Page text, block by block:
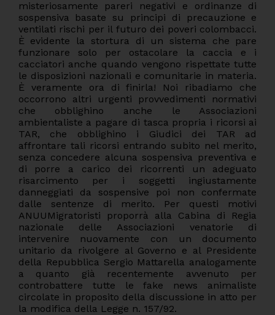
misteriosamente pareri negativi e ordinanze di
sospensiva basate su principi di precauzione e
ventilati rischi per il futuro dei poveri colombacci.
È evidente la stortura di un sistema che pare
funzionare solo per ostacolare la caccia e i
cacciatori anche quando vengono rispettate tutte
le disposizioni nazionali e comunitarie in materia.
È veramente ora di finirla! Noi ribadiamo che
occorrono altri urgenti provvedimenti normativi
che obblighino anche le Associazioni
ambientaliste a pagare di tasca propria i ricorsi ai
TAR, che obblighino i Giudici dei TAR ad
affrontare tali ricorsi entrando subito nel merito,
senza concedere alcuna sospensiva preventiva e
di porre a carico dei ricorrenti un adeguato
risarcimento per i soggetti ingiustamente
danneggiati da sospensive poi non confermate
dalle sentenze di merito. Per questi motivi
ANUUMigratoristi proporrà alla Cabina di Regia
nazionale delle Associazioni venatorie di
intervenire nuovamente con un documento
unitario da rivolgere al Governo e al Presidente
della Repubblica Sergio Mattarella analogamente
a quanto già recentemente avvenuto per
controbattere tutte le fake news animaliste
circolate in proposito della discussione in atto per
la modifica della Legge n. 157/92.